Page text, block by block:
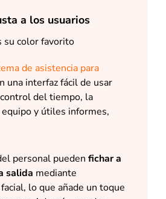
a los usuarios
su color favorito
de asistencia para
una interfaz fácil de usar
del tiempo, la
y útiles informes,
personal pueden fichar a
salida mediante
lo que añade un toque